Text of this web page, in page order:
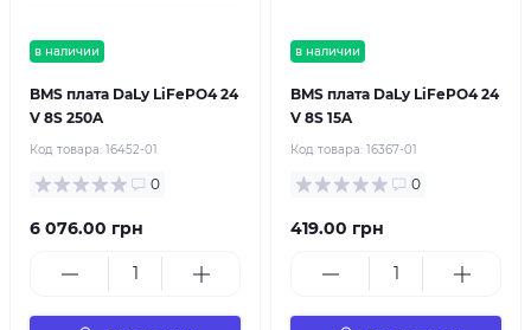
в наличии
BMS плата DaLy LiFePO4 24
V 8S 250A
Код товара: 16452-01
0
6 076.00 грн
в наличии
BMS плата DaLy LiFePO4 24
V 8S 15A
Код товара: 16367-01
0
419.00 грн